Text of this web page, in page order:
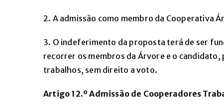
2. A admissão como membro da Cooperativa
3. O indeferimento da proposta terá de ser
recorrer os membros da Árvore e o candidato,
trabalhos, sem direito a voto.
Artigo 12.º Admissão de Cooperadores